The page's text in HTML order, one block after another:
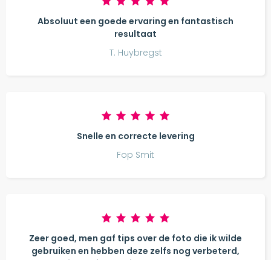
Absoluut een goede ervaring en fantastisch
resultaat
T. Huybregst
Snelle en correcte levering
Fop Smit
Zeer goed, men gaf tips over de foto die ik wilde
gebruiken en hebben deze zelfs nog verbeterd,